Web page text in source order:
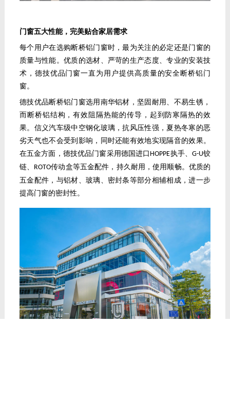
门窗五大性能，完美贴合家居需求
每个用户在选购断桥铝门窗时，最为关注的必定还是门窗的
质量与性能。优质的选材、严苛的生产态度、专业的安装技
术，德技优品门窗一直为用户提供高质量的安全断桥铝门
窗。
德技优品断桥铝门窗选用南华铝材，坚固耐用、不易生锈，
而断桥铝结构，有效阻隔热能的传导，起到防寒隔热的效
果。信义汽车级中空钢化玻璃，抗风压性强，夏热冬寒的恶
劣天气也不会受到影响，同时还能有效地实现隔音的效果。
在五金方面，德技优品门窗采用德国进口 HOPPE执手、 G-U铰
链、
ROTO传动盒等五金配件，持久耐用，使用顺畅。优质的
五金配件，与铝材、玻璃、密封条等部分相辅相成，进一步
提高门窗的密封性。